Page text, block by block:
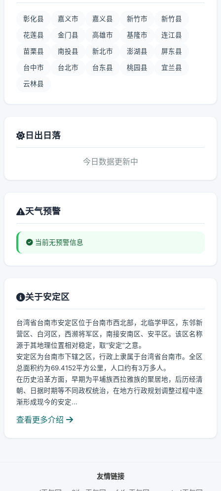
彰化县 嘉义市 嘉义县 新竹市 新竹县
花莲县 金门县 高雄市 基隆市 连江县
苗栗县 南投县 新北市 澎湖县 屏东县
台中市 台北市 台东县 桃园县 宜兰县
云林县
日出日落
今日数据更新中
天气预警
当前无预警信息
关于安定区
台湾省台南市安定区位于台南市西北部，北临学甲区，东邻新
营区、白河区，西濒将军区，南接安南区、安平区。该区名称
源于其地理位置相对稳定，取“安定”之意。
安定区为台南市下辖之区，行政上隶属于台湾省台南市。全区
总面积约为69.4152平方公里，人口约有3万多人。
在历史沿革方面，早期为平埔族西拉雅族的聚居地，后历经清
朝、日据时期等不同政权统治，在地方行政规划调整过程中逐
渐形成现今的安定...
查看更多介绍
友情链接